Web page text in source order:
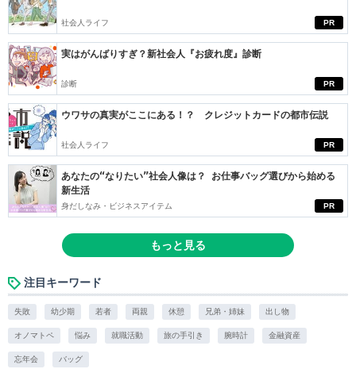
PR
社会人ライフ
PR
実はがんばりすぎ？新社会人『お疲れ度』診断
診断
PR
ウワサの真実がここにある！？ クレジットカードの都市伝説
社会人ライフ
PR
あなたの“なりたい”社会人像は？ お仕事バッグ選びから始める
新生活
身だしなみ・ビジネスアイテム
もっと見る
注目キーワード
失敗 幼少期 若者 両親 休憩 兄弟・姉妹 出し物
オノマトペ 悩み 就職活動 旅の手引き 腕時計 金融資産
忘年会 バッグ